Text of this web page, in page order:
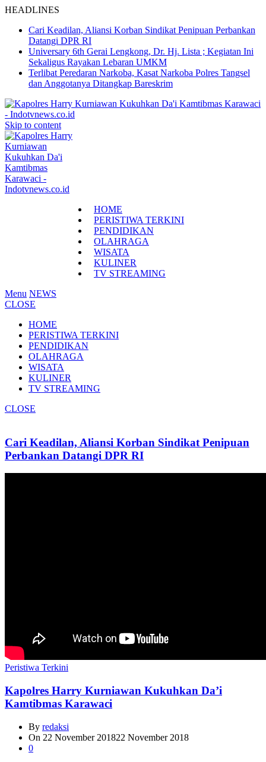
HEADLINES
Cari Keadilan, Aliansi Korban Sindikat Penipuan Perbankan
Datangi DPR RI
Universary 6th Gerai Lengkong, Dr. Hj. Lista ; Kegiatan Ini
Sekaligus Rayakan Lebaran UMKM
Terlibat Peredaran Narkoba, Kasat Narkoba Polres Tangsel
dan Anggotanya Ditangkap Bareskrim
Skip to content
HOME
PERISTIWA TERKINI
PENDIDIKAN
OLAHRAGA
WISATA
KULINER
TV STREAMING
Menu NEWS
CLOSE
HOME
PERISTIWA TERKINI
PENDIDIKAN
OLAHRAGA
WISATA
KULINER
TV STREAMING
CLOSE
Cari Keadilan, Aliansi Korban Sindikat Penipuan
Perbankan Datangi DPR RI
Peristiwa Terkini
Kapolres Harry Kurniawan Kukuhkan Da’i
Kamtibmas Karawaci
By redaksi
On 22 November 201822 November 2018
0